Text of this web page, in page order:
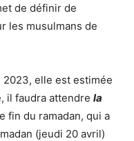
de définir de
les musulmans de
2023, elle est estimée
il faudra attendre la
fin du ramadan, qui a
(jeudi 20 avril)